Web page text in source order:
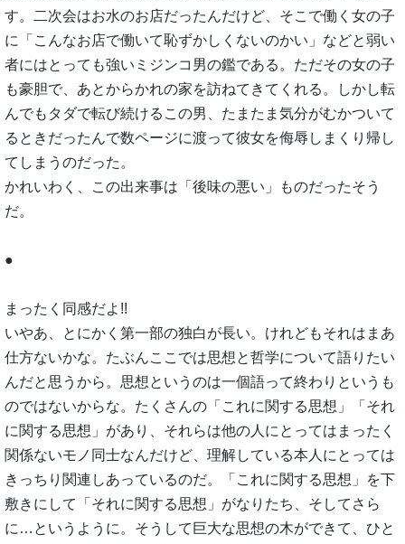
す。二次会はお水のお店だったんだけど、そこで働く女の子
に「こんなお店で働いて恥ずかしくないのかい」などと弱い
者にはとっても強いミジンコ男の鑑である。ただその女の子
も豪胆で、あとからかれの家を訪ねてきてくれる。しかし転
んでもタダで転び続けるこの男、たまたま気分がむかついて
るときだったんで数ページに渡って彼女を侮辱しまくり帰し
てしまうのだった。
かれいわく、この出来事は「後味の悪い」ものだったそう
だ。
●
まったく同感だよ!!
いやあ、とにかく第一部の独白が長い。けれどもそれはまあ
仕方ないかな。たぶんここでは思想と哲学について語りたい
んだと思うから。思想というのは一個語って終わりというも
のではないからな。たくさんの「これに関する思想」「それ
に関する思想」があり、それらは他の人にとってはまったく
関係ないモノ同士なんだけど、理解している本人にとっては
きっちり関連しあっているのだ。「これに関する思想」を下
敷きにして「それに関する思想」がなりたち、そしてさら
に…というように。そうして巨大な思想の木ができて、ひと